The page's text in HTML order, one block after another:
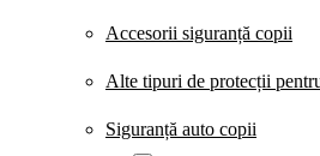
Accesorii siguranță copii
Alte tipuri de protecții
Siguranță auto copii